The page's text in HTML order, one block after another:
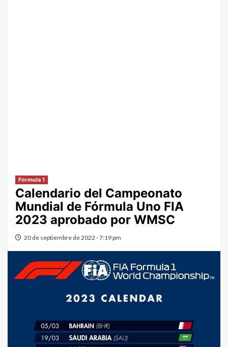
Formula 1
Calendario del Campeonato
Mundial de Fórmula Uno FIA
2023 aprobado por WMSC
20 de septiembre de 2022 - 7:19 pm